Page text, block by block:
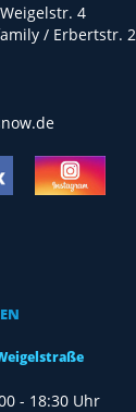
4
/ Erbertstr. 2
- 18:30 Uhr